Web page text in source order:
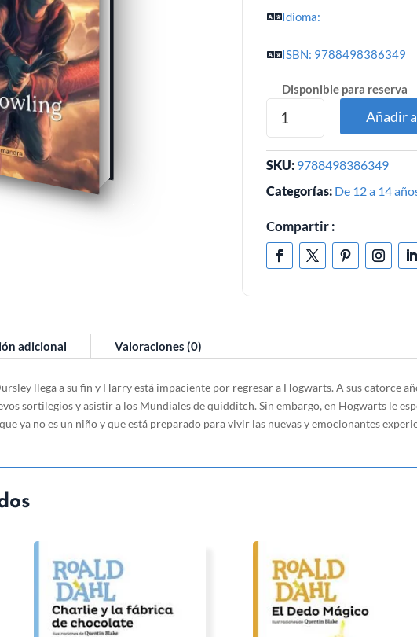
Idioma:
ISBN: 9788498386349
Disponible para reserva
Añadir
SKU: 9788498386349
Categorías: De 12 a 14
Compartir :
adicional Valoraciones (0)
llega a su fin y Harry está impaciente por regresar a Hogwarts. A sus catorce
sortilegios y asistir a los Mundiales de quidditch. Sin embargo, en Hogwarts le
ya no es un niño y que está preparado para vivir las nuevas y emocionantes